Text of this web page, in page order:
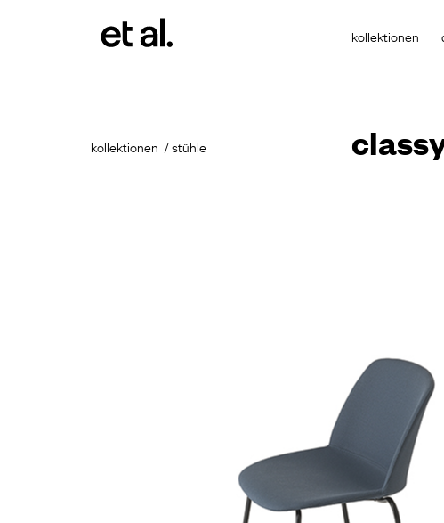
kollektionen
kollektionen stühle